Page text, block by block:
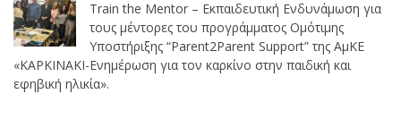
Train the Mentor – Εκπαιδευτική Ενδυνάμωση για
τους μέντορες του προγράμματος Ομότιμης
Υποστήριξης “Parent2Parent Support” της ΑμΚΕ
«ΚΑΡΚΙΝΑΚΙ-Ενημέρωση για τον καρκίνο στην παιδική και
εφηβική ηλικία».